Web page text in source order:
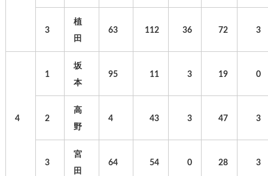
3
植
田
63 112 36 72 3
4
1
坂
本
95 11 3 19 0
2
高
野
4 43 3 47 3
3
宮
田
64 54 0 28 3